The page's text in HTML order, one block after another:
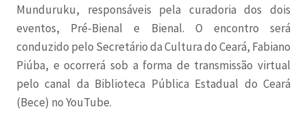
Munduruku, responsáveis pela curadoria dos dois
eventos, Pré-Bienal e Bienal. O encontro será
conduzido pelo Secretário da Cultura do Ceará, Fabiano
Piúba, e ocorrerá sob a forma de transmissão virtual
pelo canal da Biblioteca Pública Estadual do Ceará
(Bece) no YouTube.